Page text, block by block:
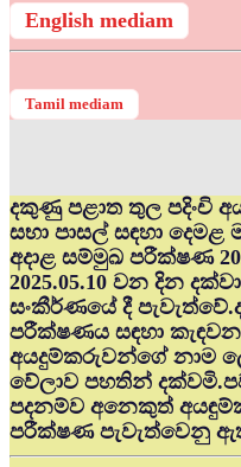
English mediam
Tamil mediam
දකුණු පළාත තුල පදිංචි
සභා පාසල් සඳහා
අදාළ සම්මුඛ පරීක්ෂණ
2025.05.10 වන දින
සංකීර්ණයේ දී
පරීක්ෂණය සඳහා කැඳවන
අයදුම්කරුවන්ගේ නාම
වේලාව පහතින්
පදනම්ව අනෙකුත්
පරීක්ෂණ පැවැත්වෙනු